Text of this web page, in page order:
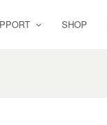
SHOP